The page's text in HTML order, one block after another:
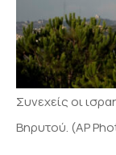
Συνεχείς οι
Βηρυτού. (AP